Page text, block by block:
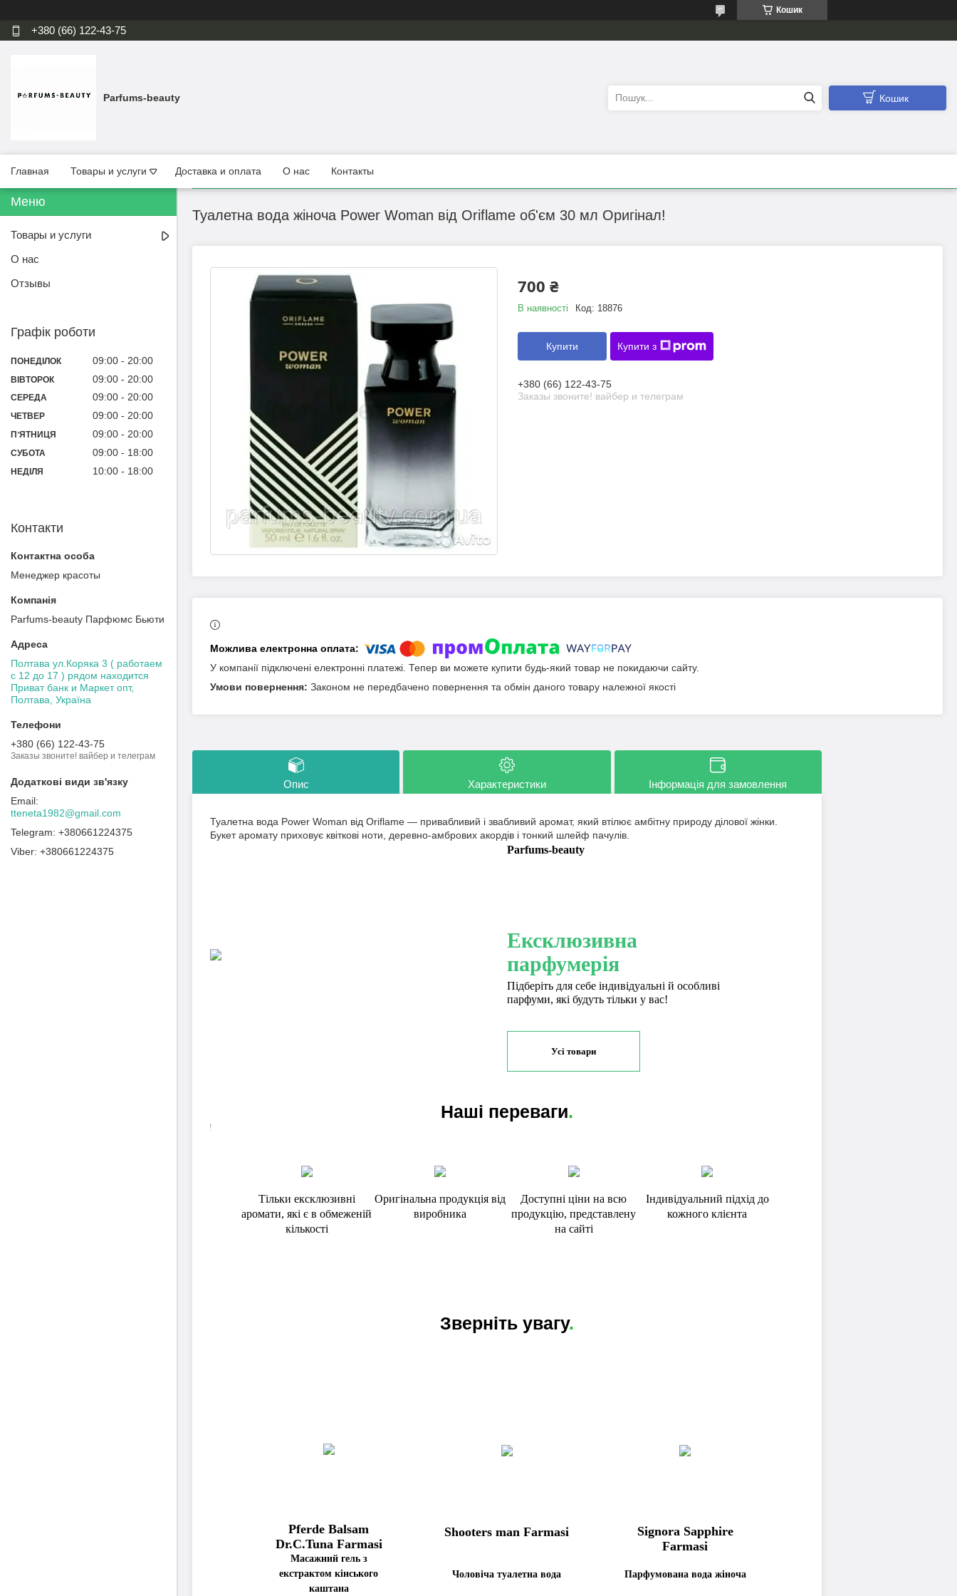
Кошик
+380 (66) 122-43-75
Parfums-beauty Кошик
Главная Товары и услуги Доставка и оплата О нас Контакты
Туалетна вода жіноча Power Woman від Oriflame об'єм 30 мл Оригінал!
700 ₴
В наявності Код: 18876
Купити Купити з
+380 (66) 122-43-75
Заказы звоните! вайбер и телеграм
У компанії підключені електронні платежі. Тепер ви можете купити будь-який товар не покидаючи сайту.
Законом не передбачено повернення та обмін даного товару належної якості
Опис Характеристики Інформація для замовлення
Туалетна вода Power Woman від Oriflame — привабливий і звабливий аромат, який втілює амбітну природу ділової жінки.
Букет аромату приховує квіткові ноти, деревно-амбрових акордів і тонкий шлейф пачулів.
Parfums-beauty
Ексклюзивна
парфумерія
Підберіть для себе індивідуальні й особливі
парфуми, які будуть тільки у вас!
Усі товари
Наші переваги.
Тільки ексклюзивні
аромати, які є в обмеженій
кількості
Оригінальна продукція від
виробника
Доступні ціни на всю
продукцію, представлену
на сайті
Індивідуальний підхід до
кожного клієнта
Зверніть увагу.
Pferde Balsam
Dr.C.Tuna Farmasi
Масажний гель з
екстрактом кінського
каштана
Shooters man Farmasi
Чоловіча туалетна вода
Signora Sapphire
Farmasi
Парфумована вода жіноча
Товары и услуги
О нас
Отзывы
Графік роботи
ПОНЕДІЛОК 09:00 20:00
ВІВТОРОК 09:00 20:00
СЕРЕДА 09:00 20:00
ЧЕТВЕР 09:00 20:00
ПʼЯТНИЦЯ 09:00 20:00
СУБОТА 09:00 18:00
НЕДІЛЯ 10:00 18:00
Контакти
Менеджер красоты
Parfums-beauty Парфюмс Бьюти
Полтава ул.Коряка 3 ( работаем
с 12 до 17 ) рядом находится
Приват банк и Маркет опт,
Полтава, Україна
+380 (66) 122-43-75
Заказы звоните! вайбер и телеграм
tteneta1982@gmail.com
+380661224375
+380661224375